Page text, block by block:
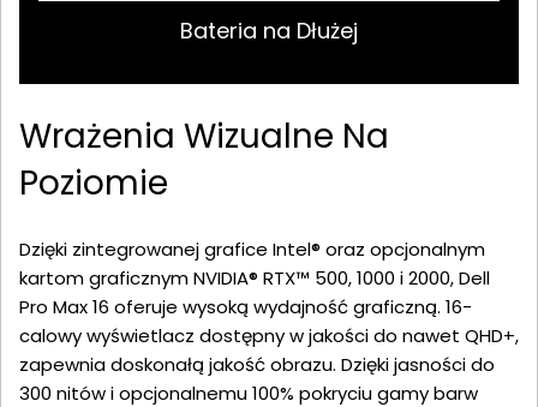
Bateria na Dłużej
Wrażenia Wizualne Na
Poziomie
Dzięki zintegrowanej grafice Intel® oraz opcjonalnym
kartom graficznym NVIDIA® RTX™ 500, 1000 i 2000, Dell
Pro Max 16 oferuje wysoką wydajność graficzną. 16-
calowy wyświetlacz dostępny w jakości do nawet QHD+,
zapewnia doskonałą jakość obrazu. Dzięki jasności do
300 nitów i opcjonalnemu 100% pokryciu gamy barw